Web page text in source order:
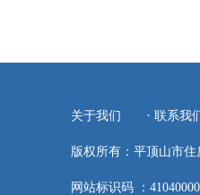
关于我们 · 联系我
版权所有：平顶山市
网站标识码 ：